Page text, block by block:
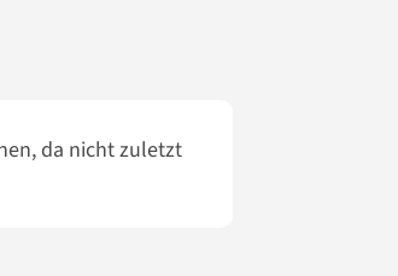
da nicht zuletzt